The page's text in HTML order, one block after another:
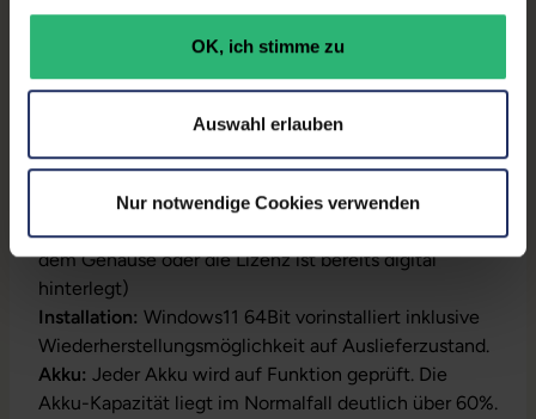
OK, ich stimme zu
Auswahl erlauben
Nur notwendige Cookies verwenden
Produktbeschreibung
Lieferumfang:Notebook, Netzteil, Akku,
Produktschlüssel (Der Aufkleber befindet sich auf
dem Gehäuse oder die Lizenz ist bereits digital
hinterlegt)
Installation: Windows11 64Bit vorinstalliert inklusive
Wiederherstellungsmöglichkeit auf Auslieferzustand.
Akku: Jeder Akku wird auf Funktion geprüft. Die
Akku-Kapazität liegt im Normalfall deutlich über 60%.
1,74 kg